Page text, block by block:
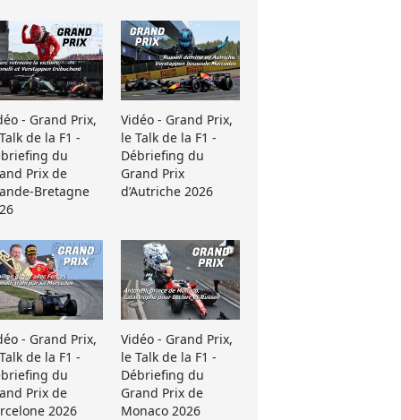
- Grand Prix,
de la F1 -
du
Prix de
Bretagne
Vidéo - Grand Prix,
le Talk de la F1 -
Débriefing du
Grand Prix
d’Autriche 2026
- Grand Prix,
de la F1 -
du
Prix de
2026
Vidéo - Grand Prix,
le Talk de la F1 -
Débriefing du
Grand Prix de
Monaco 2026